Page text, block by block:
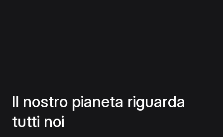
Il nostro pianeta riguarda
tutti noi